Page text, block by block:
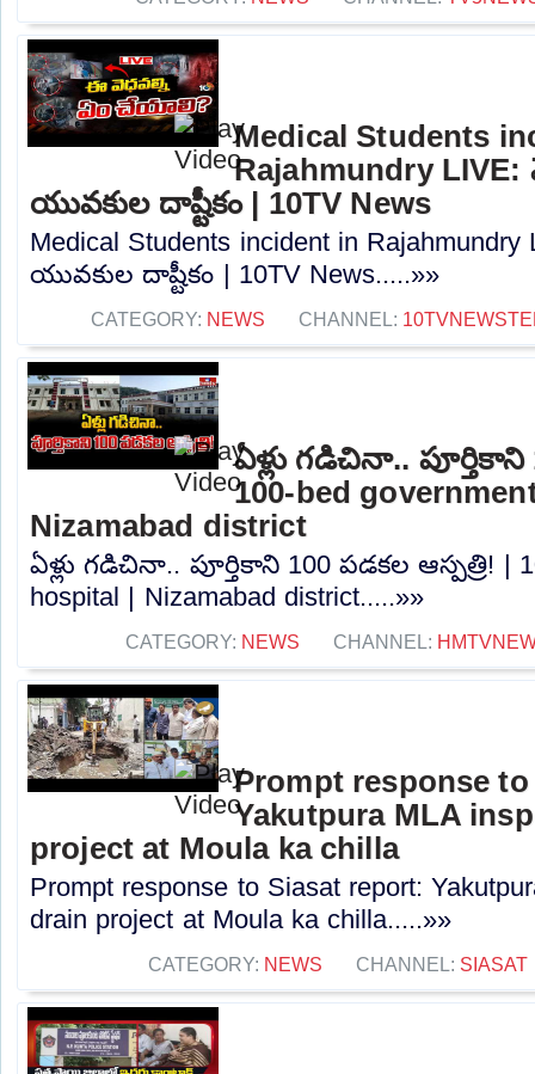
Medical Students
Rajahmundry
యువకుల దాష్టీకం | 10TV News
Medical Students incident in
యువకుల దాష్టీకం | 10TV News.....»»
CATEGORY: NEWS CHANNEL:
ఏళ్లు గడిచినా.. పూర్తికాని
100-bed
Nizamabad district
ఏళ్లు గడిచినా.. పూర్తికాని 100 పడకల ఆస్పత్రి! |
hospital | Nizamabad district.....»»
CATEGORY: NEWS CHANNEL:
Prompt response
Yakutpura MLA
project at Moula ka chilla
Prompt response to Siasat report:
drain project at Moula ka chilla.....»»
CATEGORY: NEWS CHANNEL: SIASAT